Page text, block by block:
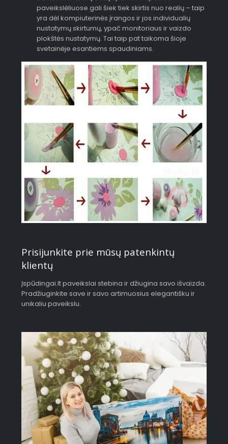
paveikslėliuose gali šiek tiek skirtis nuo realių – taip
yra dėl kompiuterinės įrangos ir jos individualių
nustatymų skirtumų, ypač monitoriaus ir vaizdo
plokštės nustatymų. Tai taip pat taikoma šioje
svetainėje esantiems spaudiniams.
Prisijunkite prie mūsų patenkintų
klientų
Įspūdingai.lt paveikslai stebina ir džiugina savo išvaizda.
Pradžiuginkite save ir savo artimuosius elegantišku ir
unikaliu paveikslu.